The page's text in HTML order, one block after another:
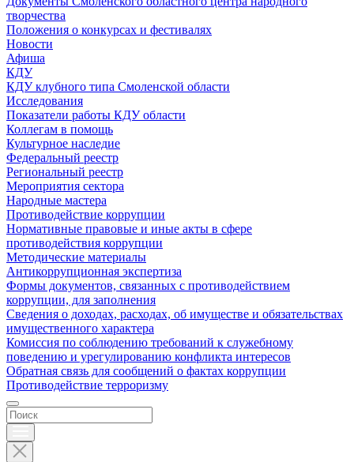
творчества
Положения о конкурсах и фестивалях
Новости
Афиша
КДУ
КДУ клубного типа Смоленской области
Исследования
Показатели работы КДУ области
Коллегам в помощь
Культурное наследие
Федеральный реестр
Региональный реестр
Мероприятия сектора
Народные мастера
Противодействие коррупции
Нормативные правовые и иные акты в сфере
противодействия коррупции
Методические материалы
Антикоррупционная экспертиза
Формы документов, связанных с противодействием
коррупции, для заполнения
Сведения о доходах, расходах, об имуществе и обязательствах
имущественного характера
Комиссия по соблюдению требований к служебному
поведению и урегулированию конфликта интересов
Обратная связь для сообщений о фактах коррупции
Противодействие терроризму